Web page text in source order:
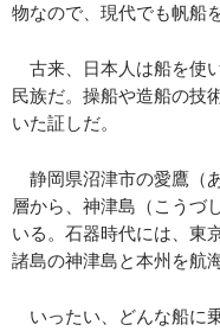
物なので、現代でも帆船
古来、日本人は船を使
民族だ。操船や造船の技
いた証しだ。
静岡県沼津市の愛鷹（
層から、神津島（こうづ
いる。石器時代には、東
諸島の神津島と本州を航
いったい、どんな船に